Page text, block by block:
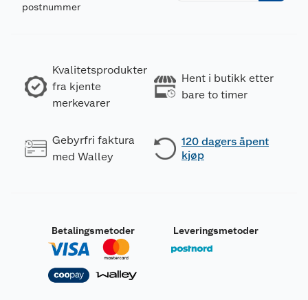
postnummer
Kvalitetsprodukter
fra kjente
merkevarer
Hent i butikk etter
bare to timer
Gebyrfri faktura
med Walley
120 dagers åpent
kjøp
Betalingsmetoder Leveringsmetoder